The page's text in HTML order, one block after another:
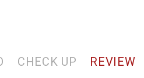
CHECK UP REVIEW